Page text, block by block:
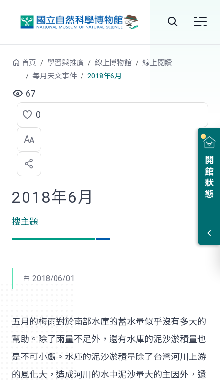
站
開館狀態
首頁 學習與推廣 線上博物館
線上閱讀
每月天文事件
2018年6月
67
點
選
喜
歡
0
2018年6月
搜主題
2018/06/01
五月的梅雨對於南部水庫的蓄水量似乎沒有多大的
幫助。除了雨量不足外，還有水庫的泥沙淤積量也
是不可小覷。水庫的泥沙淤積量除了台灣河川上游
的風化大，造成河川的水中泥沙量大的主因外，還